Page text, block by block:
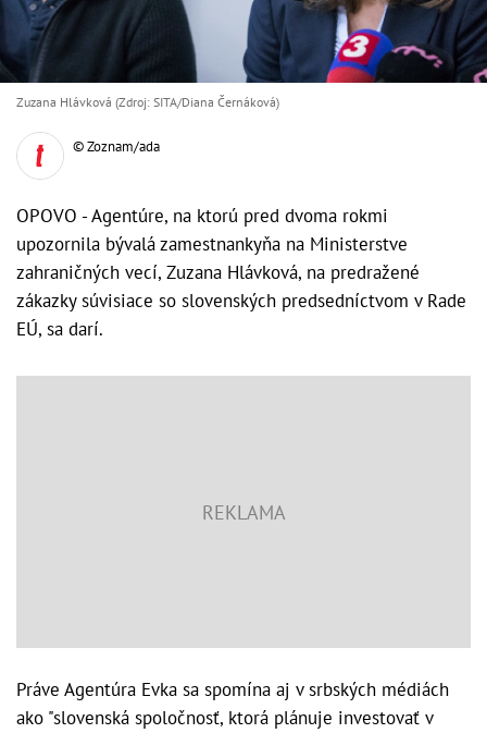
Zuzana Hlávková (Zdroj: SITA/Diana Černáková)
© Zoznam/ada
OPOVO - Agentúre, na ktorú pred dvoma rokmi
upozornila bývalá zamestnankyňa na Ministerstve
zahraničných vecí, Zuzana Hlávková, na predražené
zákazky súvisiace so slovenských predsedníctvom v Rade
EÚ, sa darí.
Práve Agentúra Evka sa spomína aj v srbských médiách
ako "slovenská spoločnosť, ktorá plánuje investovať v